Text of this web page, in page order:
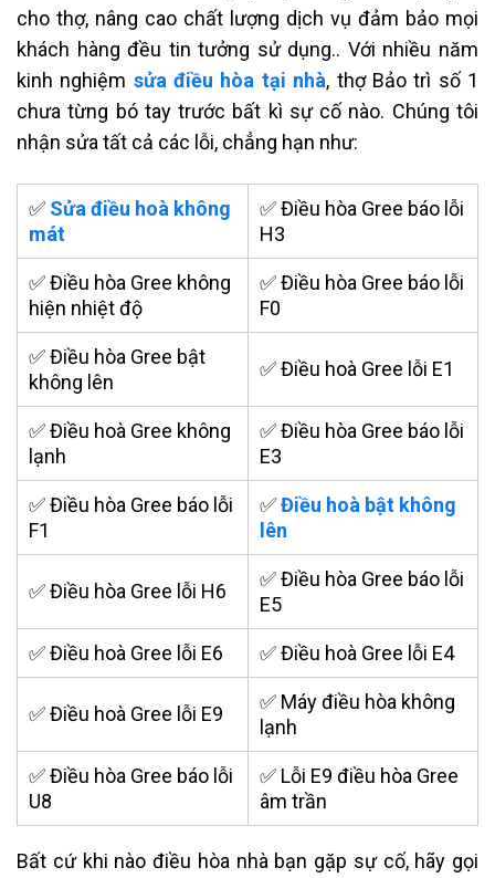
cho thợ, nâng cao chất lượng dịch vụ đảm bảo mọi
khách hàng đều tin tưởng sử dụng.. Với nhiều năm
kinh nghiệm sửa điều hòa tại nhà, thợ Bảo trì số 1
chưa từng bó tay trước bất kì sự cố nào. Chúng tôi
nhận sửa tất cả các lỗi, chẳng hạn như:
✅ Sửa điều hoà không
mát
✅ Điều hòa Gree báo lỗi
H3
✅ Điều hòa Gree không
hiện nhiệt độ
✅ Điều hòa Gree báo lỗi
F0
✅ Điều hòa Gree bật
không lên
✅ Điều hoà Gree lỗi E1
✅ Điều hoà Gree không
lạnh
✅ Điều hòa Gree báo lỗi
E3
✅ Điều hòa Gree báo lỗi
F1
✅Điều hoà bật không
lên
✅ Điều hòa Gree lỗi H6
✅ Điều hòa Gree báo lỗi
E5
✅ Điều hoà Gree lỗi E6 ✅ Điều hoà Gree lỗi E4
✅ Điều hoà Gree lỗi E9
✅ Máy điều hòa không
lạnh
✅ Điều hòa Gree báo lỗi
U8
✅ Lỗi E9 điều hòa Gree
âm trần
Bất cứ khi nào điều hòa nhà bạn gặp sự cố, hãy gọi